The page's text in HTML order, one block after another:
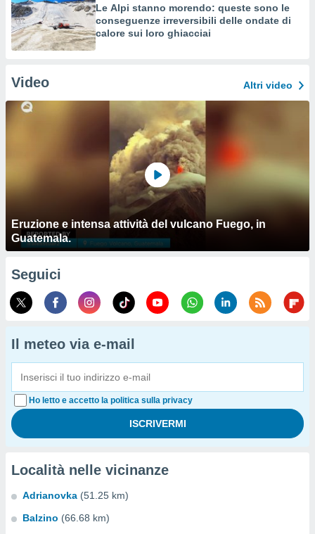
Le Alpi stanno morendo: queste sono le
conseguenze irreversibili delle ondate di
calore sui loro ghiacciai
Video Altri video
Eruzione e intensa attività del vulcano Fuego, in
Guatemala.
Seguici
Il meteo via e-mail
Ho letto e accetto la politica sulla privacy
Località nelle vicinanze
Adrianovka (51.25 km)
Balzino (66.68 km)